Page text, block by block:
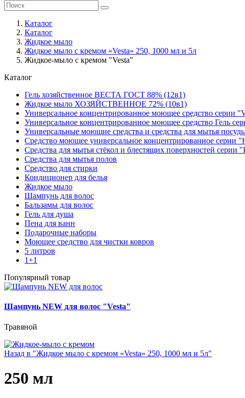
Каталог
Каталог
Жидкое мыло
Жидкое мыло с кремом «Vesta» 250, 1000 мл и 5л
Жидкое-мыло с кремом "Vesta"
Каталог
Гель хозяйственное ВЕСТА ГОСТ 88% (12в1)
Жидкое мыло ХОЗЯЙСТВЕННОЕ 72% (10в1)
Универсальное концентрированное моющее средство серии
Универсальное концентрированное моющее средство Гель
Универсальные моющие средства и средства для мытья
Средство моющее универсальное концентрированное
Средства для мытья стёкол и блестящих поверхностей серии
Средства для мытья полов
Средство для стирки
Кондиционер для белья
Жидкое мыло
Шампунь для волос
Бальзамы для волос
Гель для душа
Пена для ванн
Подарочные наборы
Моющее средство для чистки ковров
5 литров
1+1
Популярный товар
Шампунь NEW для волос "Vesta"
Травяной
Назад в "Жидкое мыло с кремом «Vesta» 250, 1000 мл и 5л"
250 мл